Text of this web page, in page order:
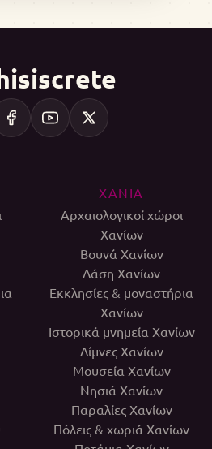
ΧΑΝΙΑ
Αρχαιολογικοί χώροι
Χανίων
Βουνά Χανίων
Δάση Χανίων
Εκκλησίες & μοναστήρια
Χανίων
Ιστορικά μνημεία Χανίων
Λίμνες Χανίων
Μουσεία Χανίων
Νησιά Χανίων
Παραλίες Χανίων
Πόλεις & χωριά Χανίων